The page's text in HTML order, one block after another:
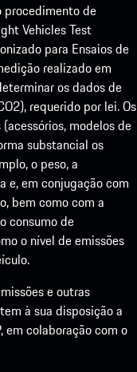
procedimento de
Vehicles Test
para Ensaios de
realizado em
os dados de
requerido por lei. Os
modelos de
substancial os
o peso, a
e, em conjugação com
bem como com a
consumo de
o nível de emissões
e outras
à sua disposição a
em colaboração com o